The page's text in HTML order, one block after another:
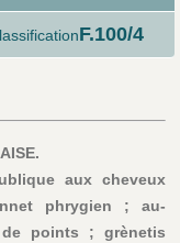
F.100/4
aux cheveux
phrygien ; au-
points ; grènetis